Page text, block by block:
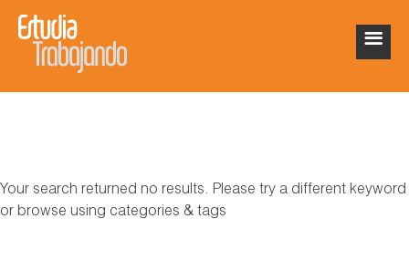
Your search returned no results. Please try a different keyword
or browse using categories & tags